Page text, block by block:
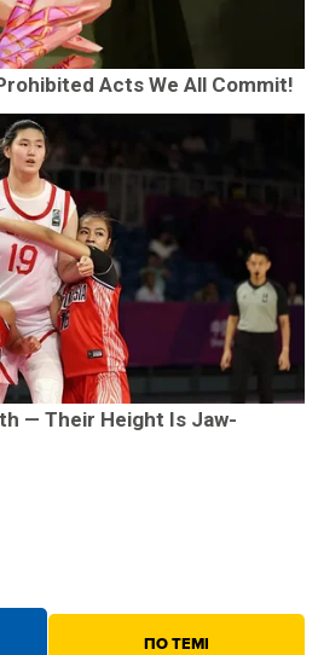
ПО ТЕМІ
Acts We All Commit!
— Their Height Is Jaw-